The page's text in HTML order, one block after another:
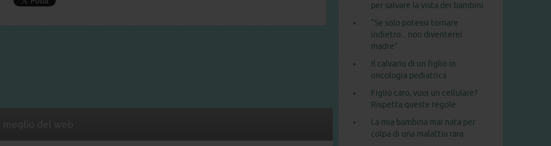
il meglio del web
per salvare la vista dei bambini
“Se solo potessi tornare
indietro... non diventerei
madre”
Il calvario di un figlio in
oncologia pediatrica
Figlio caro, vuoi un cellulare?
Rispetta queste regole
La mia bambina mai nata per
colpa di una malattia rara